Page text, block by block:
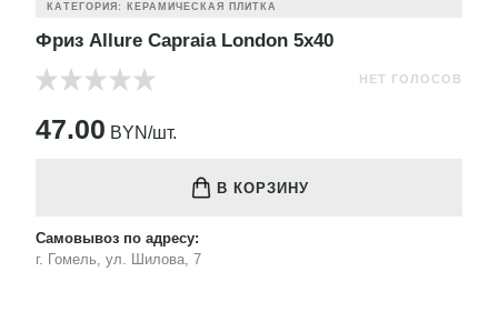
КАТЕГОРИЯ: КЕРАМИЧЕСКАЯ ПЛИТКА
Фриз Allure Capraia London 5x40
НЕТ ГОЛОСОВ
47.00 BYN/шт.
В КОРЗИНУ
Самовывоз по адресу:
г. Гомель, ул. Шилова, 7